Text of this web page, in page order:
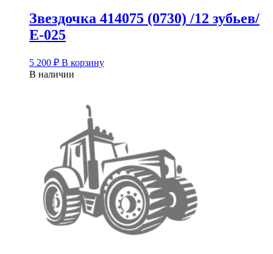
Звездочка 414075 (0730) /12 зубьев/
Е-025
5 200 ₽ В корзину
В наличии